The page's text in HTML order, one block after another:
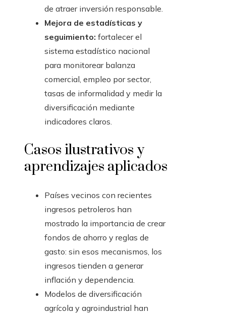
de atraer inversión responsable.
Mejora de estadísticas y
seguimiento: fortalecer el
sistema estadístico nacional
para monitorear balanza
comercial, empleo por sector,
tasas de informalidad y medir la
diversificación mediante
indicadores claros.
Casos ilustrativos y
aprendizajes aplicados
Países vecinos con recientes
ingresos petroleros han
mostrado la importancia de crear
fondos de ahorro y reglas de
gasto: sin esos mecanismos, los
ingresos tienden a generar
inflación y dependencia.
Modelos de diversificación
agrícola y agroindustrial han